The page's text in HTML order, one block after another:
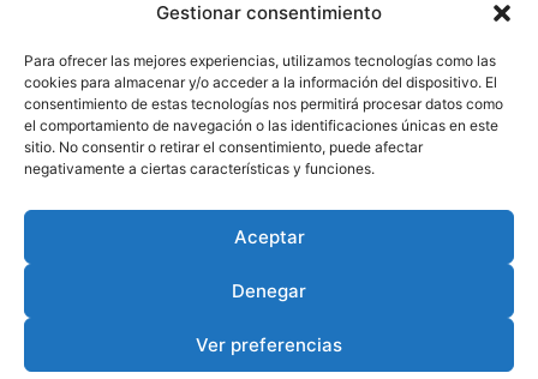
Gestionar consentimiento
Para ofrecer las mejores experiencias, utilizamos tecnologías como las
cookies para almacenar y/o acceder a la información del dispositivo. El
consentimiento de estas tecnologías nos permitirá procesar datos como
el comportamiento de navegación o las identificaciones únicas en este
sitio. No consentir o retirar el consentimiento, puede afectar
negativamente a ciertas características y funciones.
Aceptar
Denegar
Ver preferencias
contar con unapágina weboptimizada, con diseño
atractivo y profesional y totalmente adaptada para
móviles.
Pide presupuesto de
página web